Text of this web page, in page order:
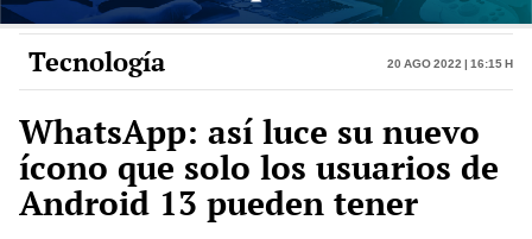
Tecnología 20 Ago 2022 | 16:15 h
WhatsApp: así luce su nuevo
ícono que solo los usuarios de
Android 13 pueden tener